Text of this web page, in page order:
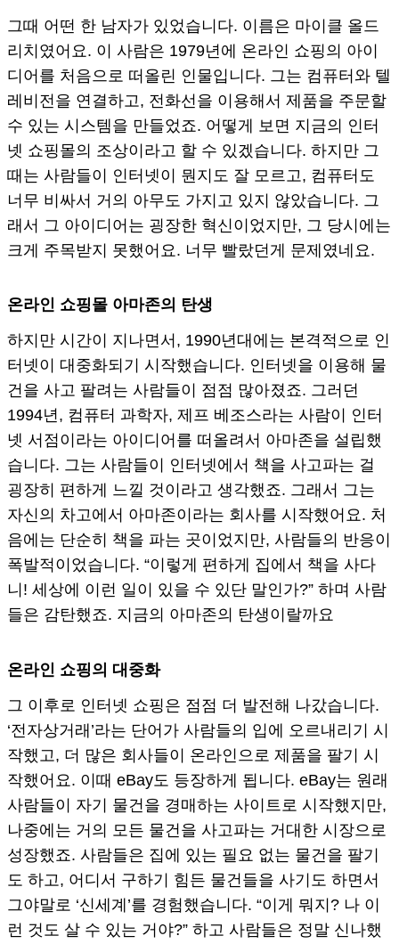
그때 어떤 한 남자가 있었습니다. 이름은 마이클 올드
리치였어요. 이 사람은 1979년에 온라인 쇼핑의 아이
디어를 처음으로 떠올린 인물입니다. 그는 컴퓨터와 텔
레비전을 연결하고, 전화선을 이용해서 제품을 주문할
수 있는 시스템을 만들었죠. 어떻게 보면 지금의 인터
넷 쇼핑몰의 조상이라고 할 수 있겠습니다. 하지만 그
때는 사람들이 인터넷이 뭔지도 잘 모르고, 컴퓨터도
너무 비싸서 거의 아무도 가지고 있지 않았습니다. 그
래서 그 아이디어는 굉장한 혁신이었지만, 그 당시에는
크게 주목받지 못했어요. 너무 빨랐던게 문제였네요.
온라인 쇼핑몰 아마존의 탄생
하지만 시간이 지나면서, 1990년대에는 본격적으로 인
터넷이 대중화되기 시작했습니다. 인터넷을 이용해 물
건을 사고 팔려는 사람들이 점점 많아졌죠. 그러던
1994년, 컴퓨터 과학자, 제프 베조스라는 사람이 인터
넷 서점이라는 아이디어를 떠올려서 아마존을 설립했
습니다. 그는 사람들이 인터넷에서 책을 사고파는 걸
굉장히 편하게 느낄 것이라고 생각했죠. 그래서 그는
자신의 차고에서 아마존이라는 회사를 시작했어요. 처
음에는 단순히 책을 파는 곳이었지만, 사람들의 반응이
폭발적이었습니다. “이렇게 편하게 집에서 책을 사다
니! 세상에 이런 일이 있을 수 있단 말인가?” 하며 사람
들은 감탄했죠. 지금의 아마존의 탄생이랄까요
온라인 쇼핑의 대중화
그 이후로 인터넷 쇼핑은 점점 더 발전해 나갔습니다.
‘전자상거래’라는 단어가 사람들의 입에 오르내리기 시
작했고, 더 많은 회사들이 온라인으로 제품을 팔기 시
작했어요. 이때 eBay도 등장하게 됩니다. eBay는 원래
사람들이 자기 물건을 경매하는 사이트로 시작했지만,
나중에는 거의 모든 물건을 사고파는 거대한 시장으로
성장했죠. 사람들은 집에 있는 필요 없는 물건을 팔기
도 하고, 어디서 구하기 힘든 물건들을 사기도 하면서
그야말로 ‘신세계’를 경험했습니다. “이게 뭐지? 나 이
런 것도 살 수 있는 거야?” 하고 사람들은 정말 신나했